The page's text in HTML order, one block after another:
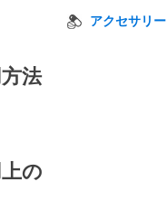
法
の
アクセサリー